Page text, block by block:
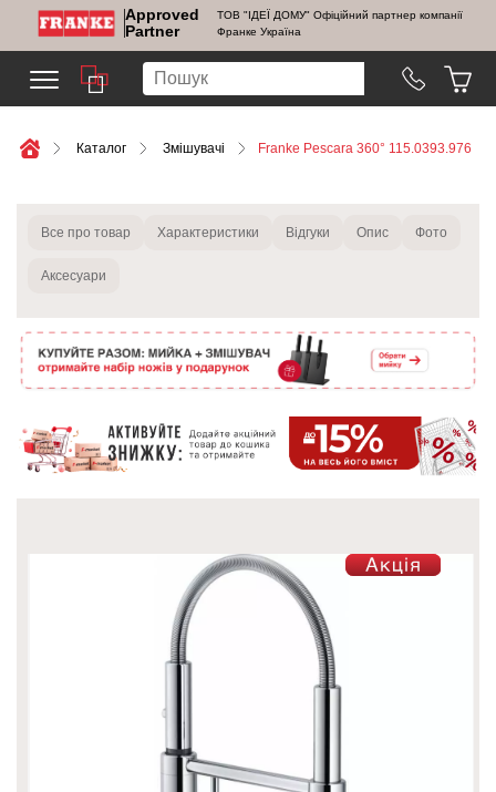
Approved
Partner
ТОВ "ІДЕЇ ДОМУ" Офіційний партнер компанії
Франке Україна
Каталог Змішувачі Franke Pescara 360° 115.0393.976
Все про товар Характеристики Відгуки Опис Фото
Аксесуари